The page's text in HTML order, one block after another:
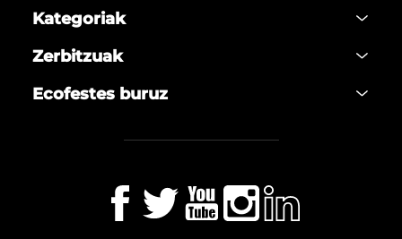
Kategoriak
Zerbitzuak
Ecofestes buruz